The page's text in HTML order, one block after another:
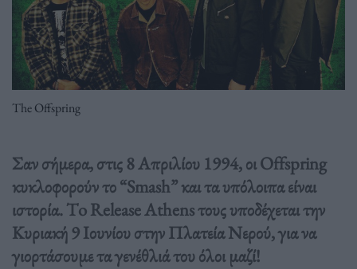
The Offspring
Σαν σήμερα, στις 8 Απριλίου 1994, οι Offspring
κυκλοφορούν το “Smash” και τα υπόλοιπα είναι
ιστορία. Τo Release Athens τους υποδέχεται την
Κυριακή 9 Ιουνίου στην Πλατεία Νερού, για να
γιορτάσουμε τα γενέθλιά του όλοι μαζί!